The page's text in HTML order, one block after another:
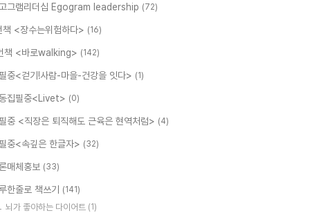
그램리더십 Egogram leadership (72)
책 <장수는위험하다> (16)
책 <바로walking> (142)
중<걷기!사람-마을-건강을 잇다> (1)
집필중<Livet> (0)
중 <직장은 퇴직해도 근육은 현역처럼> (4)
중<속깊은 한글자> (32)
매체홍보 (33)
한줄로 책쓰기 (141)
뇌가 좋아하는 다이어트 (1)